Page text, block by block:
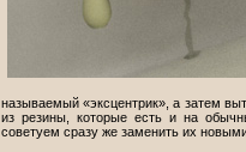
называемый «эксцентрик», а затем
из резины, которые есть и на
советуем сразу же заменить их